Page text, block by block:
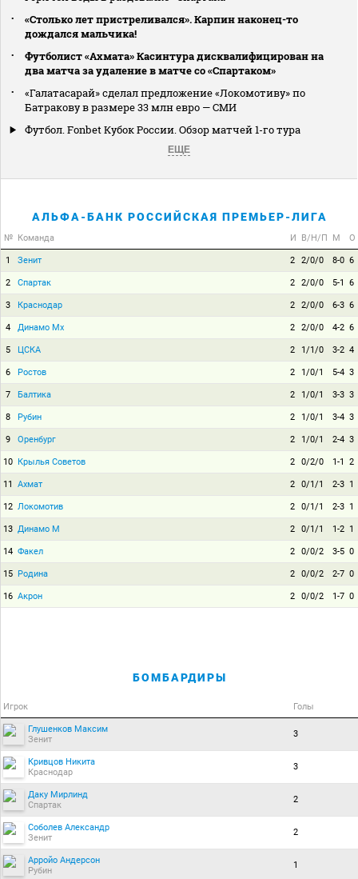
«Столько лет пристреливался». Карпин наконец-то
дождался мальчика!
Футболист «Ахмата» Касинтура дисквалифицирован на
два матча за удаление в матче со «Спартаком»
«Галатасарай» сделал предложение «Локомотиву» по
Батракову в размере 33 млн евро — СМИ
Футбол. Fonbet Кубок России. Обзор матчей 1-го тура
ЕЩЕ
АЛЬФА-БАНК РОССИЙСКАЯ ПРЕМЬЕР-ЛИГА
№ Команда И В/Н/П М О
1 Зенит 2 2/0/0 8-0 6
2 Спартак 2 2/0/0 5-1 6
3 Краснодар 2 2/0/0 6-3 6
4 Динамо Мх 2 2/0/0 4-2 6
5 ЦСКА 2 1/1/0 3-2 4
6 Ростов 2 1/0/1 5-4 3
7 Балтика 2 1/0/1 3-3 3
8 Рубин 2 1/0/1 3-4 3
9 Оренбург 2 1/0/1 2-4 3
10 Крылья Советов 2 0/2/0 1-1 2
11 Ахмат 2 0/1/1 2-3 1
12 Локомотив 2 0/1/1 2-3 1
13 Динамо М 2 0/1/1 1-2 1
14 Факел 2 0/0/2 3-5 0
15 Родина 2 0/0/2 2-7 0
16 Акрон 2 0/0/2 1-7 0
БОМБАРДИРЫ
Игрок Голы
Глушенков Максим
Зенит
3
Кривцов Никита
Краснодар
3
Даку Мирлинд
Спартак
2
Соболев Александр
Зенит
2
Арройо Андерсон
Рубин
1